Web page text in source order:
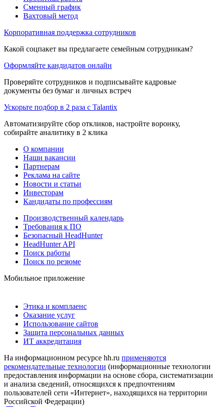
Сменный график
Вахтовый метод
Корпоративная поддержка сотрудников
Какой соцпакет вы предлагаете семейным сотрудникам?
Оформляйте кандидатов онлайн
Проверяйте сотрудников и подписывайте кадровые
документы без бумаг и личных встреч
Ускорьте подбор в 2 раза с Talantix
Автоматизируйте сбор откликов, настройте воронку,
собирайте аналитику в 2 клика
О компании
Наши вакансии
Партнерам
Реклама на сайте
Новости и статьи
Инвесторам
Кандидаты по профессиям
Производственный календарь
Требования к ПО
Безопасный HeadHunter
HeadHunter API
Поиск работы
Поиск по резюме
Мобильное приложение
Этика и комплаенс
Оказание услуг
Использование сайтов
Защита персональных данных
ИТ аккредитация
На информационном ресурсе hh.ru применяются
рекомендательные технологии (информационные технологии
предоставления информации на основе сбора, систематизации
и анализа сведений, относящихся к предпочтениям
пользователей сети «Интернет», находящихся на территории
Российской Федерации)